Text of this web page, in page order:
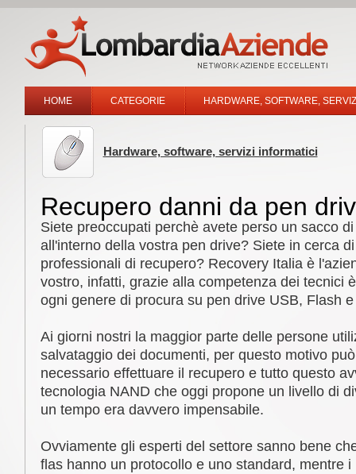
HOME CATEGORIE HARDWARE, SOFTWARE,
Hardware, software, servizi informatici
Recupero danni da pen
Siete preoccupati perchè avete perso un sacco
all'interno della vostra pen drive? Siete in cerca
professionali di recupero? Recovery Italia è
vostro, infatti, grazie alla competenza dei tecnici
ogni genere di procura su pen drive USB, Flash
Ai giorni nostri la maggior parte delle persone
salvataggio dei documenti, per questo motivo
necessario effettuare il recupero e tutto questo
tecnologia NAND che oggi propone un livello di
un tempo era davvero impensabile.
Ovviamente gli esperti del settore sanno bene
flas hanno un protocollo e uno standard, mentre